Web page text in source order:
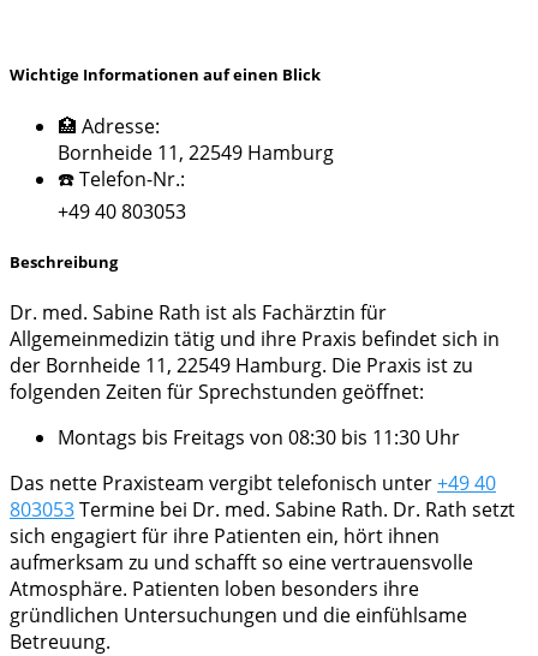
Wichtige Informationen auf einen Blick
🏥 Adresse:
Bornheide 11, 22549 Hamburg
☎️ Telefon-Nr.:
+49 40 803053
Beschreibung
Dr. med. Sabine Rath ist als Fachärztin für
Allgemeinmedizin tätig und ihre Praxis befindet sich in
der Bornheide 11, 22549 Hamburg. Die Praxis ist zu
folgenden Zeiten für Sprechstunden geöffnet:
Montags bis Freitags von 08:30 bis 11:30 Uhr
Das nette Praxisteam vergibt telefonisch unter+49 40
803053Termine bei Dr. med. Sabine Rath. Dr. Rath setzt
sich engagiert für ihre Patienten ein, hört ihnen
aufmerksam zu und schafft so eine vertrauensvolle
Atmosphäre. Patienten loben besonders ihre
gründlichen Untersuchungen und die einfühlsame
Betreuung.